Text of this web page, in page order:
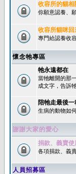
收容所的貓相
你願意認養、
收容所貓咪回
專門給認養收
懷念牠專區
牠永遠都在
當牠離開的那
成文字，告訴
陪牠走最後一
生病的動物如
謝謝大家的愛心
捐款、義賣使
各項捐款、義
人員招募區